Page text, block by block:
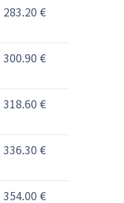
283.20 €
300.90 €
318.60 €
336.30 €
354.00 €